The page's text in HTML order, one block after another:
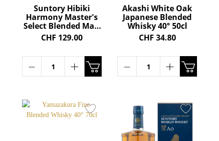
Suntory Hibiki
Harmony Master's
Select Blended Malt
Whisky 43° 70cl
CHF 129.00
Akashi White Oak
Japanese Blended
Whisky 40° 50cl
CHF 34.80